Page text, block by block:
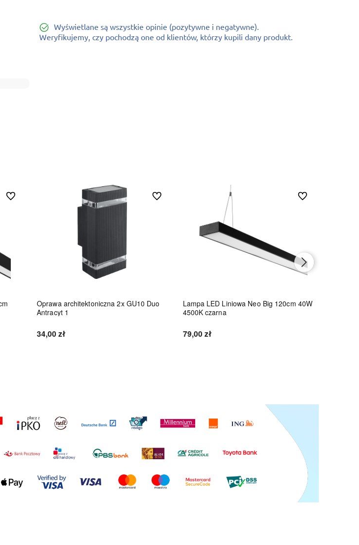
Wyświetlane są wszystkie opinie (pozytywne i negatywne).
Weryfikujemy, czy pochodzą one od klientów, którzy kupili dany produkt.
Do ulubionych
Oprawa architektoniczna 2x GU10 Duo
Antracyt 1
34,00 zł
Do ulubionych
Lampa LED Liniowa Neo Big 120cm 40W
4500K czarna
79,00 zł
Do ulubionych